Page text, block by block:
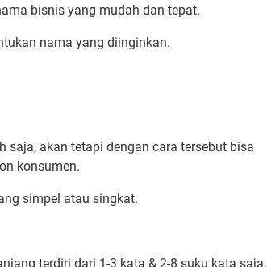
bisnis yang mudah dan tepat.
nama yang diinginkan.
saja, akan tetapi dengan cara tersebut bisa
konsumen.
simpel atau singkat.
terdiri dari 1-3 kata & 2-8 suku kata saja.